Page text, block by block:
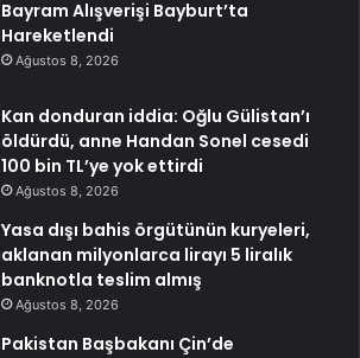
Bayram Alışverişi Bayburt’ta
Hareketlendi
Ağustos 8, 2026
Kan donduran iddia: Oğlu Gülistan’ı
öldürdü, anne Handan Sonel cesedi
100 bin TL’ye yok ettirdi
Ağustos 8, 2026
Yasa dışı bahis örgütünün kuryeleri,
aklanan milyonlarca lirayı 5 liralık
banknotla teslim almış
Ağustos 8, 2026
Pakistan Başbakanı Çin’de